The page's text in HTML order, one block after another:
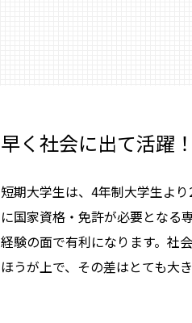
早く社会に出て活躍！
短期大学生は、4年制大学生よ
に国家資格・免許が必要となる
経験の面で有利になります。社
ほうが上で、その差はとても大き